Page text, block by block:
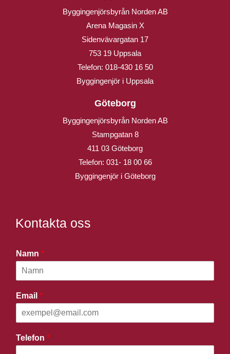
Byggingenjörsbyrån Norden AB
Arena Magasin X
Sidenvävargatan 17
753 19 Uppsala
Telefon: 018-430 16 50
Byggingenjör i Uppsala
Göteborg
Byggingenjörsbyrån Norden AB
Stampgatan 8
411 03 Göteborg
Telefon: 031- 18 00 66
Byggingenjör i Göteborg
Kontakta oss
Namn *
Email *
Telefon *